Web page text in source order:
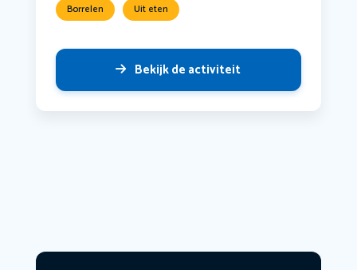
Borrelen Uit eten
Bekijk de activiteit